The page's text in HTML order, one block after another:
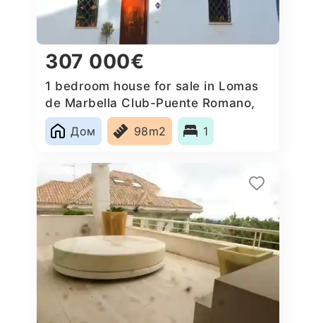
307 000€
1 bedroom house for sale in Lomas
de Marbella Club-Puente Romano,
Spain
Дом
98m2 1